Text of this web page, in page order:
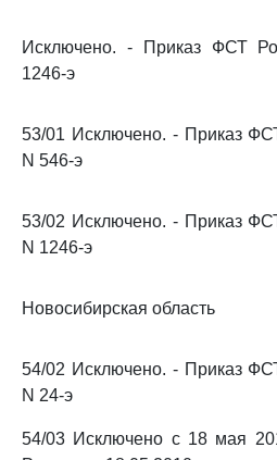
Исключено. - Приказ ФСТ
1246-э
53/01 Исключено. - Приказ
N 546-э
53/02 Исключено. - Приказ
N 1246-э
Новосибирская область
54/02 Исключено. - Приказ
N 24-э
54/03 Исключено с 18 мая